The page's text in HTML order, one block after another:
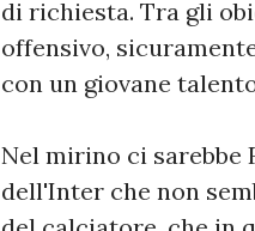
di richiesta. Tra gli
offensivo,
con un giovane
Nel mirino ci sarebbe
dell'Inter che non